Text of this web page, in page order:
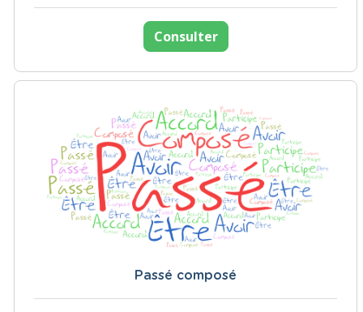
Consulter
Passé composé